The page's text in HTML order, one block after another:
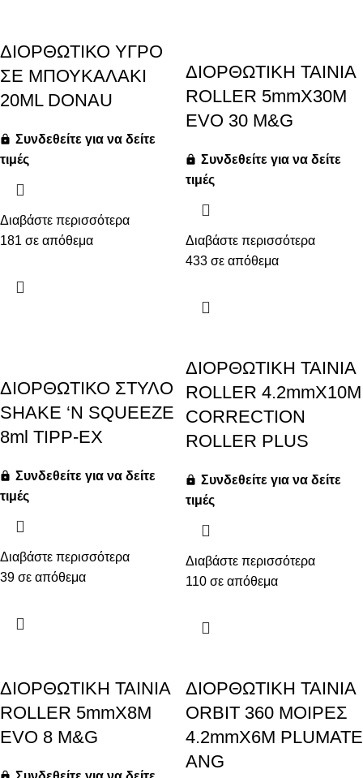
ΔΙΟΡΘΩΤΙΚΟ ΥΓΡΟ
ΣΕ ΜΠΟΥΚΑΛΑΚΙ
20ML DONAU
Συνδεθείτε για να δείτε
τιμές
Διαβάστε περισσότερα
181 σε απόθεμα
ΔΙΟΡΘΩΤΙΚΗ ΤΑΙΝΙΑ
ROLLER 5mmX30M
EVO 30 M&G
Συνδεθείτε για να δείτε
τιμές
Διαβάστε περισσότερα
433 σε απόθεμα
ΔΙΟΡΘΩΤΙΚΟ ΣΤΥΛΟ
SHAKE ‘N SQUEEZE
8ml TIPP-EX
Συνδεθείτε για να δείτε
τιμές
Διαβάστε περισσότερα
39 σε απόθεμα
ΔΙΟΡΘΩΤΙΚΗ ΤΑΙΝΙΑ
ROLLER 4.2mmX10M
CORRECTION
ROLLER PLUS
Συνδεθείτε για να δείτε
τιμές
Διαβάστε περισσότερα
110 σε απόθεμα
ΔΙΟΡΘΩΤΙΚΗ ΤΑΙΝΙΑ
ROLLER 5mmX8M
EVO 8 M&G
ΔΙΟΡΘΩΤΙΚΗ ΤΑΙΝΙΑ
ORBIT 360 ΜΟΙΡΕΣ
4.2mmX6M PLUMATE
ANG